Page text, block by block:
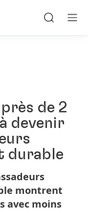
de 2
devenir
durable
montrent
avec moins